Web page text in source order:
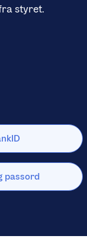
styret.
passord